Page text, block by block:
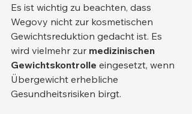
Es ist wichtig zu beachten, dass
Wegovy nicht zur kosmetischen
Gewichtsreduktion gedacht ist. Es
wird vielmehr zur medizinischen
Gewichtskontrolle eingesetzt, wenn
Übergewicht erhebliche
Gesundheitsrisiken birgt.